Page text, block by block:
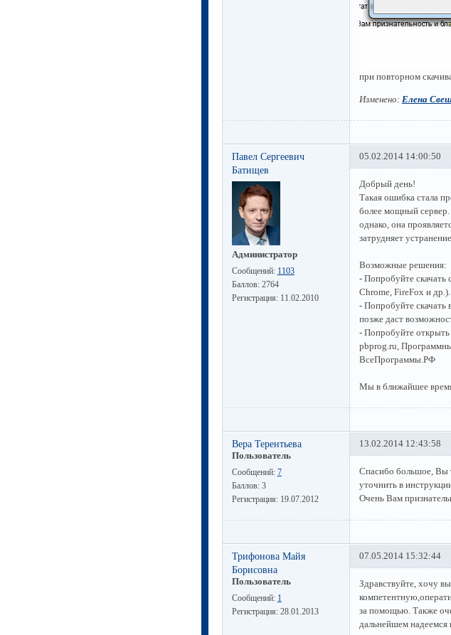
при повторном
Изменено: Елена
Павел Сергеевич
Батищев
Администратор
Сообщений: 1103
Баллов: 2764
Регистрация: 11.02.2010
05.02.2014 14:00:50
Добрый день!
Такая ошибка стала
более мощный
однако, она
затрудняет
Возможные решения:
- Попробуйте скачать
Chrome, FireFox и др.).
- Попробуйте скачать
позже даст
- Попробуйте
pbprog.ru,
ВсеПрограммы.РФ
Мы в ближайшее
Вера Терентьева
Пользователь
Сообщений: 7
Баллов: 3
Регистрация: 19.07.2012
13.02.2014 12:43:58
Спасибо большое, Вы
уточнить в
Очень Вам
Трифонова Майя
Борисовна
Пользователь
Сообщений: 1
Регистрация: 28.01.2013
07.05.2014 15:32:44
Здравствуйте, хочу
за помощью. Также
дальнейшем надеемся